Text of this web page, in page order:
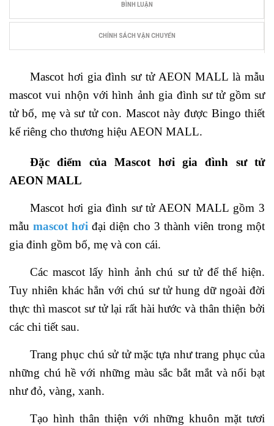
BÌNH LUẬN
CHÍNH SÁCH VẬN CHUYỂN
Mascot hơi gia đình sư tử AEON MALL là mẫu
mascot vui nhộn với hình ảnh gia đình sư tử gồm sư
tử bố, mẹ và sư tử con. Mascot này được Bingo thiết
kế riêng cho thương hiệu AEON MALL.
Đặc điểm của Mascot hơi gia đình sư tử
AEON MALL
Mascot hơi gia đình sư tử AEON MALL gồm 3
mẫu mascot hơi đại diện cho 3 thành viên trong một
gia đinh gồm bố, mẹ và con cái.
Các mascot lấy hình ảnh chú sư tử để thể hiện.
Tuy nhiên khác hẳn với chú sư tử hung dữ ngoài đời
thực thì mascot sư tử lại rất hài hước và thân thiện bởi
các chi tiết sau.
Trang phục chú sử tử mặc tựa như trang phục của
những chú hề với những màu sắc bắt mắt và nổi bạt
như đỏ, vàng, xanh.
Tạo hình thân thiện với những khuôn mặt tươi